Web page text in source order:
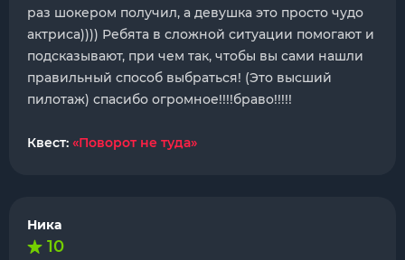
раз шокером получил, а девушка это просто чудо
актриса)))) Ребята в сложной ситуации помогают и
подсказывают, при чем так, чтобы вы сами нашли
правильный способ выбраться! (Это высший
пилотаж) спасибо огромное!!!!браво!!!!!
Квест: «Поворот не туда»
Ника
10